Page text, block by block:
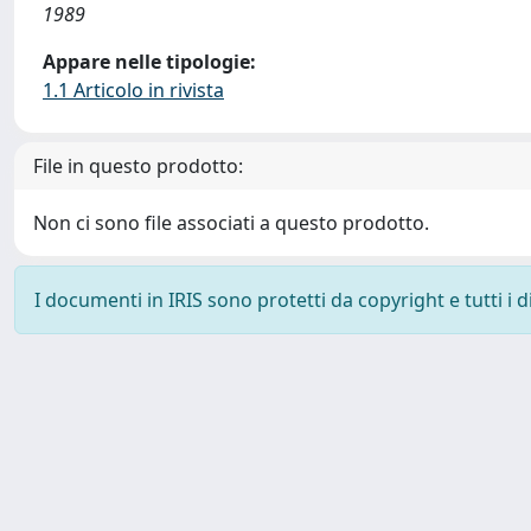
1989
Appare nelle tipologie:
1.1 Articolo in rivista
File in questo prodotto:
Non ci sono file associati a questo prodotto.
I documenti in IRIS sono protetti da copyright e tutti i